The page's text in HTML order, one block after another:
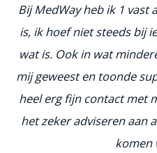
Bij MedWay heb ik 1
is, ik hoef niet steeds bij
wat is. Ook in wat
mij geweest en toonde
heel erg fijn contact met
het zeker adviseren aan
komen